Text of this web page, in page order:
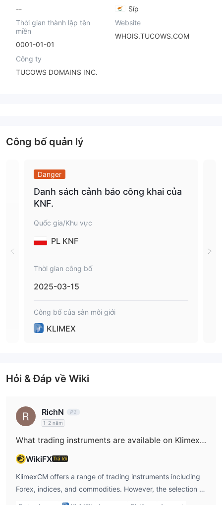
--
Síp
Thời gian thành lập tên
miền
0001-01-01
Website
WHOIS.TUCOWS.COM
Công ty
TUCOWS DOMAINS INC.
Công bố quản lý
Danger
Danh sách cảnh báo công khai của
KNF.
Quốc gia/Khu vực
PL KNF
Thời gian công bố
2025-03-15
Công bố của sàn môi giới
KLIMEX
Hỏi & Đáp về Wiki
RichN
1-2 năm
What trading instruments are available on KlimexCM?
WikiFXTrả lời
KlimexCM offers a range of trading instruments including
Forex, indices, and commodities. However, the selection of
tradable assets is more limited compared to other brokers,